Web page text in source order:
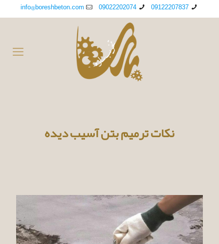
09122207837
09022202074
info@boreshbeton.com
نکات ترمیم بتن آسیب دیده